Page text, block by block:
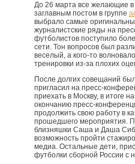
До 26 марта все желающие в
заглавным постом в группе
выбрало самые
журналистские ряды на
футболистов поступило
сети. Тон вопросов был
веселый, а кого-то
тренировки из-за плохих
После долгих совещаний
пригласил на пресс-
приехать в Москву, в итоге
окончанию пресс-
продолжить свою работу в
прошедшего мероприятия.
близняшки Саша и Даша
возможность пройти
медиа. Остальные дети,
футболки сборной России с